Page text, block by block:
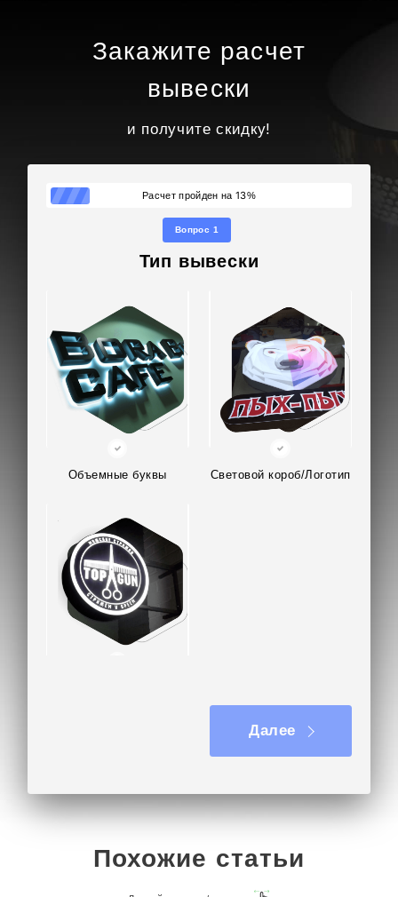
Закажите расчет
вывески
и получите скидку!
Расчет пройден на 13%
Вопрос 1
Тип вывески
Объемные буквы Световой короб/Логотип
Далее
Похожие статьи